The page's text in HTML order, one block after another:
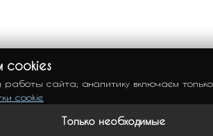
cookies
работы сайта; аналитику включаем
cookie
Только необходимые